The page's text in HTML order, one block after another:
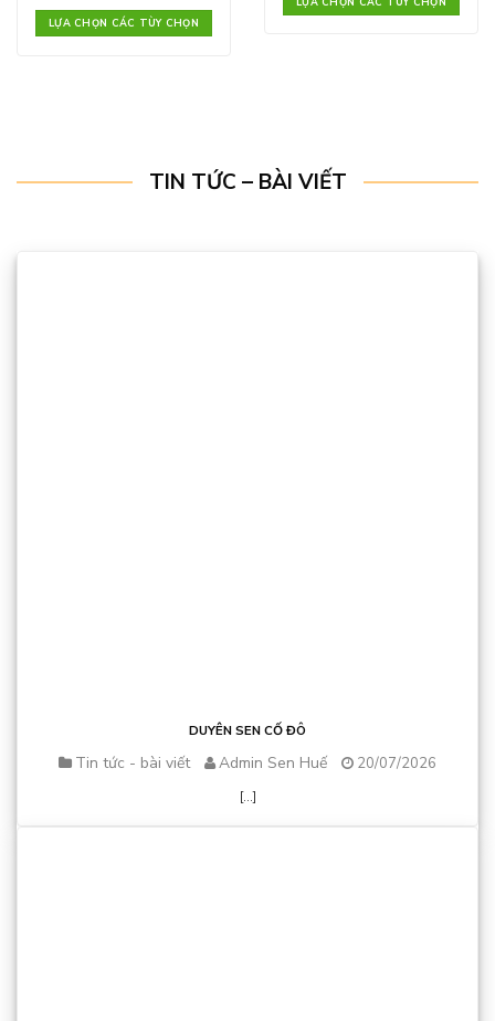
LỰA CHỌN CÁC TÙY CHỌN
TIN TỨC – BÀI VIẾT
DUYÊN SEN CỐ ĐÔ
Tin tức - bài viết Admin Sen Huế 20/07/2026
[...]